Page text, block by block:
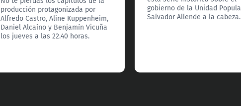
producción protagonizada por
Alfredo Castro, Aline Kuppenheim,
Daniel Alcaíno y Benjamín Vicuña
los jueves a las 22.40 horas.
gobierno de la Unidad
Salvador Allende a la cabeza.